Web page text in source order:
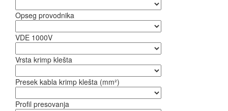
Opseg provodnika
VDE 1000V
Vrsta krimp klešta
Presek kabla krimp klešta (mm²)
Profil presovanja